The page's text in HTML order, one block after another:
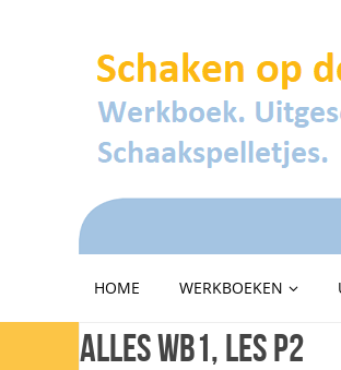
HOME WERKBOEKEN
Alles WB1, les P2